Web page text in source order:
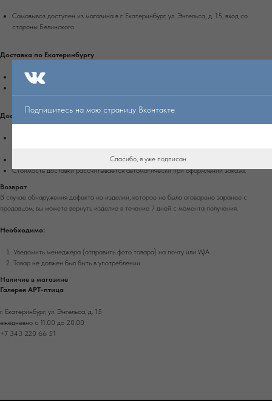
Самовывоз доступен из магазина в г. Екатеринбург, ул. Энгельса, д. 15, вход со
стороны Белинского.
Доставка по Екатеринбургу
Доставка осуществляется при 100% оплате заказа на сайте.
Доставка по России
Срок доставки в другие города России - 4-10 рабочих дней.
Стоимость доставки рассчитывается автоматически при оформлении заказа.
Возврат
В случае обнаружения дефекта на изделии, которое не было оговорено заранее с
продавцом, вы можете вернуть изделие в течение 7 дней с момента получения.
Необходимо:
Уведомить менеджера (отправить фото товара) на почту или W/А
Товар не должен был быть в употреблении
Наличие в магазине
Галерея АРТ-птица
г. Екатеринбург, ул. Энгельса, д. 15
ежедневно с 11.00 до 20.00
+7 343 220 66 51
Подпишитесь на мою страницу Вконтакте
Спасибо, я уже подписан